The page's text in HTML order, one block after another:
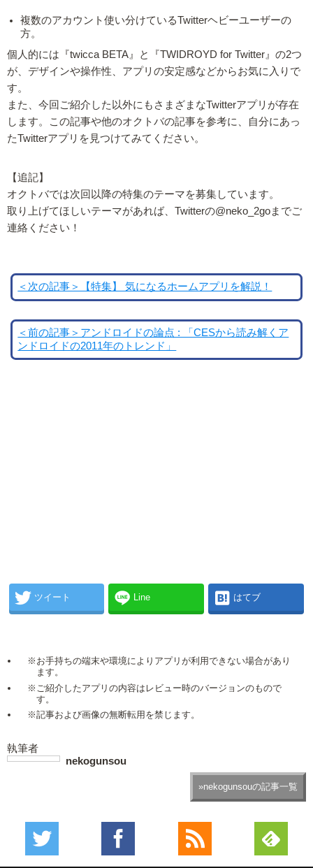
複数のアカウント使い分けているTwitterヘビーユーザーの
方。
個人的には『twicca BETA』と『TWIDROYD for Twitter』の2つ
が、デザインや操作性、アプリの安定感などからお気に入りで
す。
また、今回ご紹介した以外にもさまざまなTwitterアプリが存在
します。この記事や他のオクトバの記事を参考に、自分にあっ
たTwitterアプリを見つけてみてください。
【追記】
オクトバでは次回以降の特集のテーマを募集しています。
取り上げてほしいテーマがあれば、Twitterの@neko_2goまでご
連絡ください！
＜次の記事＞【特集】 気になるホームアプリを解説！
＜前の記事＞アンドロイドの論点 : 「CESから読み解くア
ンドロイドの2011年のトレンド」
ツイート Line はてブ
※お手持ちの端末や環境によりアプリが利用できない場合があり
ます。
※ご紹介したアプリの内容はレビュー時のバージョンのもので
す。
※記事および画像の無断転用を禁じます。
執筆者
nekogunsou
»nekogunsouの記事一覧